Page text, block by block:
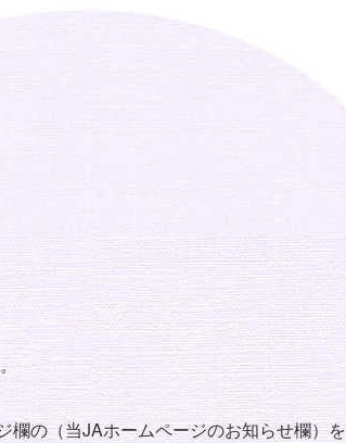
欄の（当JAホームページのお知らせ欄）を